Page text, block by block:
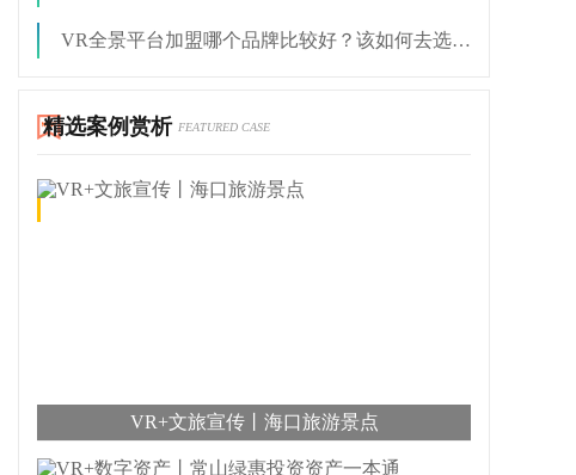
VR全景平台加盟哪个品牌比较好？该如何去选择呢？
精选案例赏析 FEATURED CASE
VR+文旅宣传丨海口旅游景点